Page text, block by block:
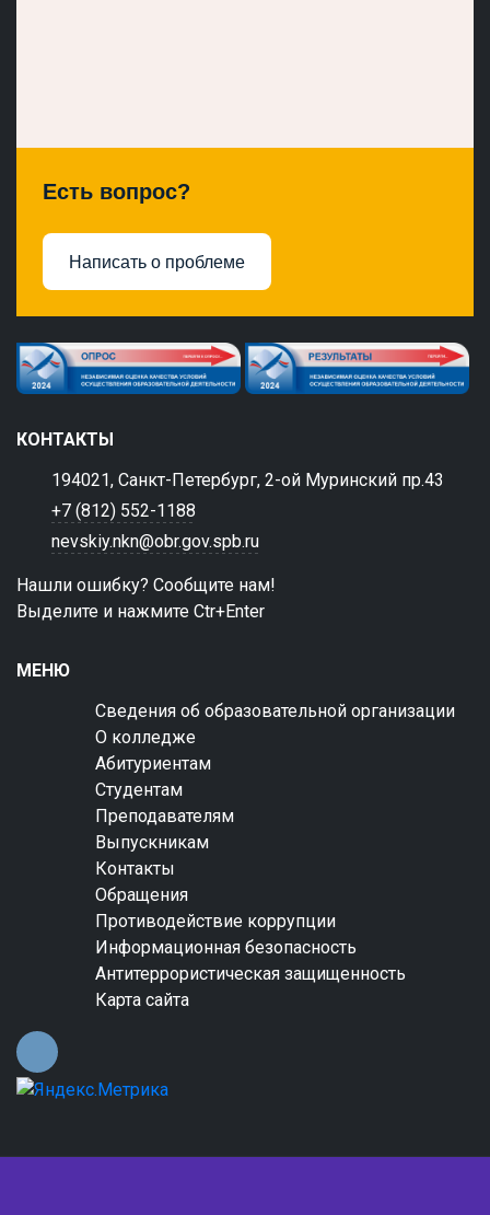
Есть вопрос?
Написать о проблеме
КОНТАКТЫ
194021, Санкт-Петербург, 2-ой Муринский пр.43
+7 (812) 552-1188
nevskiy.nkn@obr.gov.spb.ru
Нашли ошибку? Сообщите нам!
Выделите и нажмите Ctr+Enter
МЕНЮ
Сведения об образовательной организации
О колледже
Абитуриентам
Студентам
Преподавателям
Выпускникам
Контакты
Обращения
Противодействие коррупции
Информационная безопасность
Антитеррористическая защищенность
Карта сайта